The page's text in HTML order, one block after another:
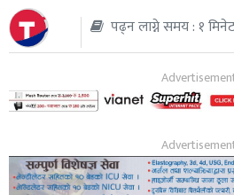
मनोरञ्जन
पढ्न लाग्ने समय : १ मिनेट